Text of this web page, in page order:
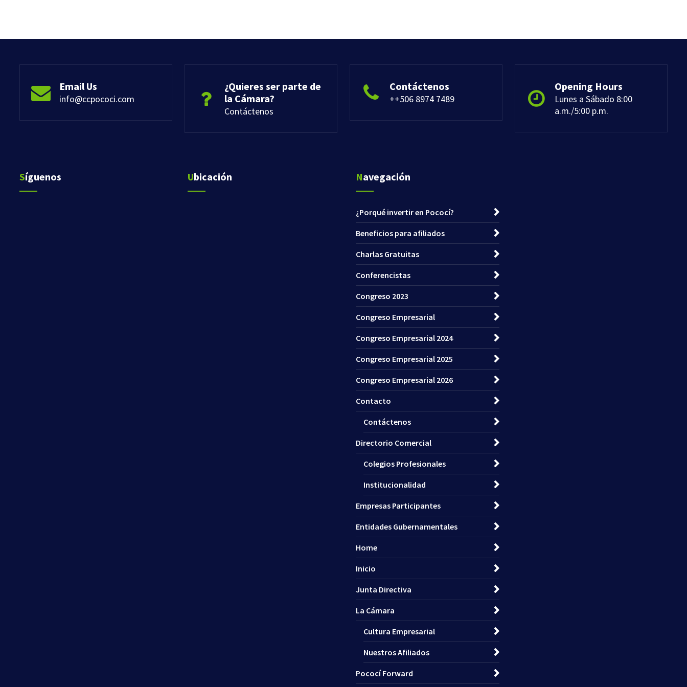
Email Us
info@ccpococi.com
¿Quieres ser parte de
la Cámara?
Contáctenos
Contáctenos
++506 8974 7489
Opening Hours
Lunes a Sábado 8:00
a.m./5:00 p.m.
Síguenos Ubicación Navegación
¿Porqué invertir en Pococí?
Beneficios para afiliados
Charlas Gratuitas
Conferencistas
Congreso 2023
Congreso Empresarial
Congreso Empresarial 2024
Congreso Empresarial 2025
Congreso Empresarial 2026
Contacto
Contáctenos
Directorio Comercial
Colegios Profesionales
Institucionalidad
Empresas Participantes
Entidades Gubernamentales
Home
Inicio
Junta Directiva
La Cámara
Cultura Empresarial
Nuestros Afiliados
Pococí Forward